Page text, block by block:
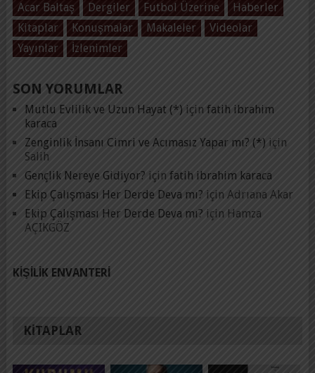
Acar Baltaş Dergiler Futbol Üzerine
Haberler
Kitaplar
Konuşmalar Makaleler
Videolar
Yayınlar
İzlenimler
SON YORUMLAR
Mutlu Evlilik ve Uzun Hayat (*) için fatih ibrahim
karaca
Zenginlik İnsanı Cimri ve Acımasız Yapar mı? (*) için
Salih
Gençlik Nereye Gidiyor? için fatih ibrahim karaca
Ekip Çalışması Her Derde Deva mı? için Adrıana Akar
Ekip Çalışması Her Derde Deva mı? için Hamza
AÇIKGÖZ
KIŞILIK ENVANTERI
KITAPLAR